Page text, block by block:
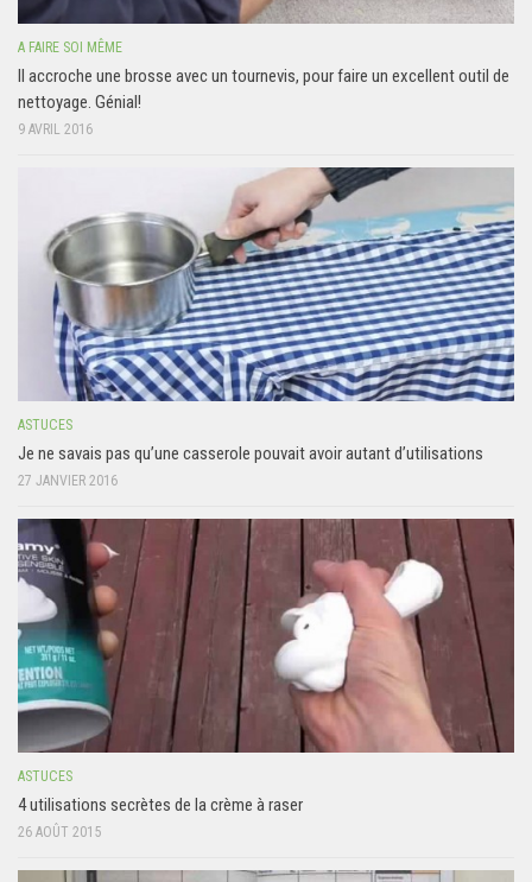
A FAIRE SOI MÊME
Il accroche une brosse avec un tournevis, pour faire un excellent outil de
nettoyage. Génial!
9 AVRIL 2016
ASTUCES
Je ne savais pas qu’une casserole pouvait avoir autant d’utilisations
27 JANVIER 2016
ASTUCES
4 utilisations secrètes de la crème à raser
26 AOÛT 2015